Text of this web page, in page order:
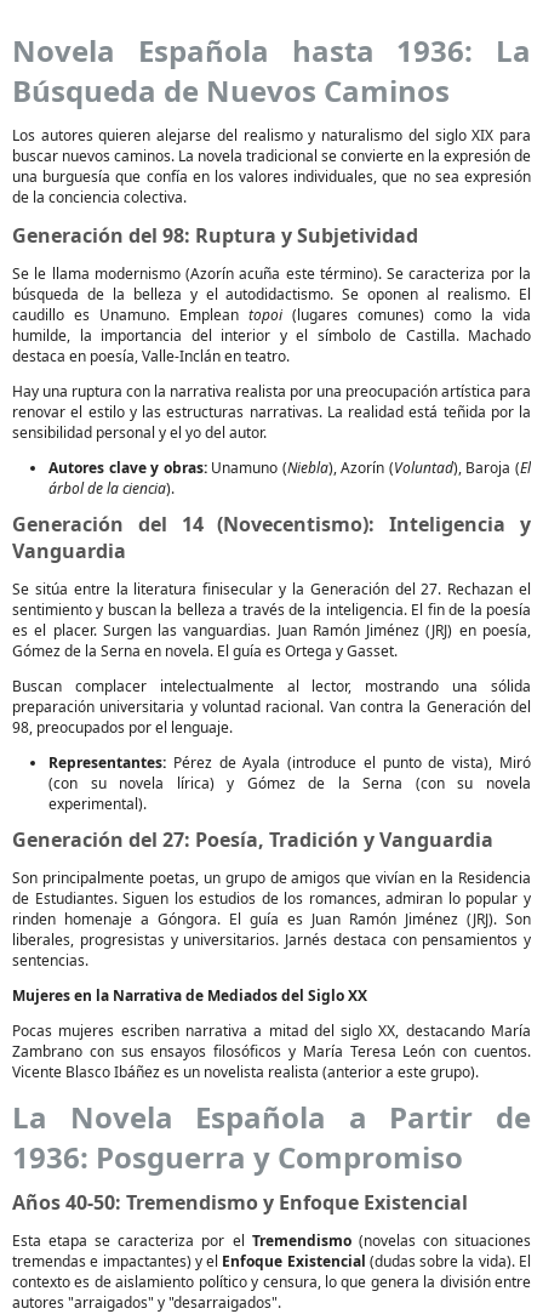
Novela Española hasta 1936: La
Búsqueda de Nuevos Caminos
Los autores quieren alejarse del realismo y naturalismo del siglo XIX para
buscar nuevos caminos. La novela tradicional se convierte en la expresión de
una burguesía que confía en los valores individuales, que no sea expresión
de la conciencia colectiva.
Generación del 98: Ruptura y Subjetividad
Se le llama modernismo (Azorín acuña este término). Se caracteriza por la
búsqueda de la belleza y el autodidactismo. Se oponen al realismo. El
caudillo es Unamuno. Emplean topoi (lugares comunes) como la vida
humilde, la importancia del interior y el símbolo de Castilla. Machado
destaca en poesía, Valle-Inclán en teatro.
Hay una ruptura con la narrativa realista por una preocupación artística para
renovar el estilo y las estructuras narrativas. La realidad está teñida por la
sensibilidad personal y el yo del autor.
Autores clave y obras:Unamuno (Niebla), Azorín (Voluntad), Baroja (El
árbol de la ciencia).
Generación del 14 (Novecentismo): Inteligencia y
Vanguardia
Se sitúa entre la literatura finisecular y la Generación del 27. Rechazan el
sentimiento y buscan la belleza a través de la inteligencia. El fin de la poesía
es el placer. Surgen las vanguardias. Juan Ramón Jiménez (JRJ) en poesía,
Gómez de la Serna en novela. El guía es Ortega y Gasset.
Buscan complacer intelectualmente al lector, mostrando una sólida
preparación universitaria y voluntad racional. Van contra la Generación del
98, preocupados por el lenguaje.
Representantes: Pérez de Ayala (introduce el punto de vista), Miró
(con su novela lírica) y Gómez de la Serna (con su novela
experimental).
Generación del 27: Poesía, Tradición y Vanguardia
Son principalmente poetas, un grupo de amigos que vivían en la Residencia
de Estudiantes. Siguen los estudios de los romances, admiran lo popular y
rinden homenaje a Góngora. El guía es Juan Ramón Jiménez (JRJ). Son
liberales, progresistas y universitarios. Jarnés destaca con pensamientos y
sentencias.
Mujeres en la Narrativa de Mediados del Siglo XX
Pocas mujeres escriben narrativa a mitad del siglo XX, destacando María
Zambrano con sus ensayos filosóficos y María Teresa León con cuentos.
Vicente Blasco Ibáñez es un novelista realista (anterior a este grupo).
La Novela Española a Partir de
1936: Posguerra y Compromiso
Años 40-50: Tremendismo y Enfoque Existencial
Esta etapa se caracteriza por el Tremendismo(novelas con situaciones
tremendas e impactantes) y el Enfoque Existencial (dudas sobre la vida). El
contexto es de aislamiento político y censura, lo que genera la división entre
autores "arraigados" y "desarraigados".